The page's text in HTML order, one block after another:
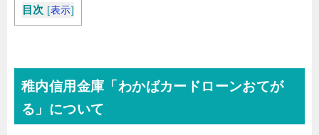
目次 [表示]
稚内信用金庫「わかばカードローンおてが
る」について